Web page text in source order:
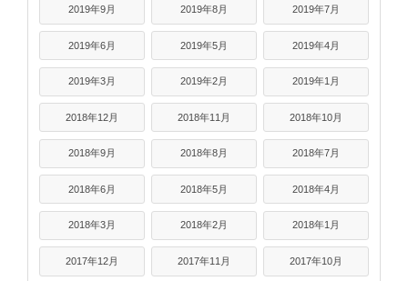
2019年9月 2019年8月 2019年7月
2019年6月 2019年5月 2019年4月
2019年3月 2019年2月 2019年1月
2018年12月 2018年11月 2018年10月
2018年9月 2018年8月 2018年7月
2018年6月 2018年5月 2018年4月
2018年3月 2018年2月 2018年1月
2017年12月 2017年11月 2017年10月